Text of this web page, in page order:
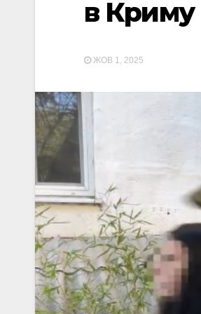
в Криму
ЖОВ 1, 2025